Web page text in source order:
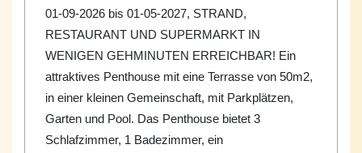
01-09-2026 bis 01-05-2027, STRAND,
RESTAURANT UND SUPERMARKT IN
WENIGEN GEHMINUTEN ERREICHBAR! Ein
attraktives Penthouse mit eine Terrasse von 50m2,
in einer kleinen Gemeinschaft, mit Parkplätzen,
Garten und Pool. Das Penthouse bietet 3
Schlafzimmer, 1 Badezimmer, ein